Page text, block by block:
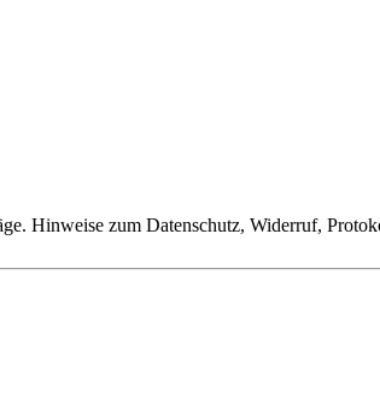
Hinweise zum Datenschutz, Widerruf,